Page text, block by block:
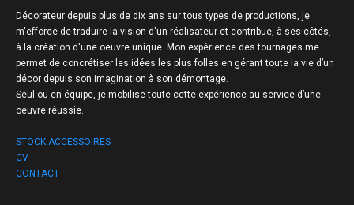
Décorateur depuis plus de dix ans sur tous types de productions, je
m'efforce de traduire la vision d'un réalisateur et contribue, à ses côtés,
à la création d'une oeuvre unique. Mon expérience des tournages me
permet de concrétiser les idées les plus folles en gérant toute la vie d’un
décor depuis son imagination à son démontage.
Seul ou en équipe, je mobilise toute cette expérience au service d’une
oeuvre réussie.
STOCK ACCESSOIRES
CV
CONTACT